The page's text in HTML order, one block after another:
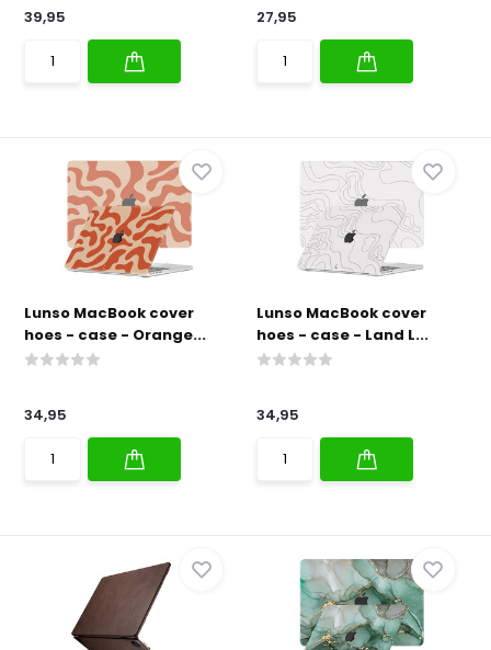
39,95 27,95
Lunso MacBook cover
hoes - case - Orange...
34,95
Lunso MacBook cover
hoes - case - Land L...
34,95